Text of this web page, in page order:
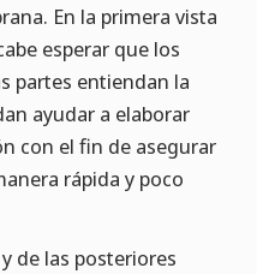
En la primera vista
esperar que los
partes entiendan la
ayudar a elaborar
con el fin de asegurar
rápida y poco
de las posteriores